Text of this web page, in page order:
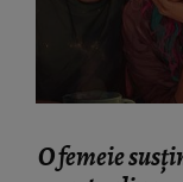
O femeie